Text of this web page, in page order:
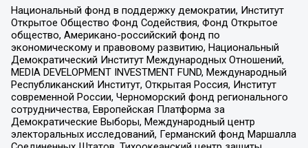
Национальный фонд в поддержку демократии, Институт
Открытое Общество Фонд Содействия, Фонд Открытое
общество, Американо-российский фонд по
экономическому и правовому развитию, Национальный
Демократический Институт Международных Отношений,
MEDIA DEVELOPMENT INVESTMENT FUND, Международный
Республиканский Институт, Открытая Россия, Институт
современной России, Черноморский фонд регионального
сотрудничества, Европейская Платформа за
Демократические Выборы, Международный центр
электоральных исследований, Германский фонд Маршалла